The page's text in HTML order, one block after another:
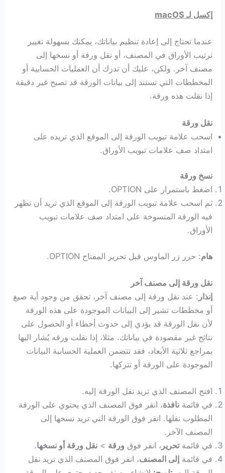
إكسل لـ macOS
عندما تحتاج إلى إعادة تنظيم بياناتك، يمكنك بسهولة تغيير
ترتيب الأوراق في المصنف، أو نقل ورقة أو نسخها إلى
مصنف آخر. ولكن، عليك أن تدرك أن العمليات الحسابية أو
المخططات التي تستند إلى بيانات الورقة قد تصبح غير دقيقة
إذا نقلت هذه ورقة.
نقل ورقة
اسحب علامة تبويب الورقة إلى الموقع الذي تريده على
امتداد صف علامات تبويب الأوراق.
نسخ ورقة
اضغط باستمرار على OPTION.
ثم اسحب علامة تبويب الورقة إلى الموقع الذي تريد أن تظهر
فيه الورقة المنسوخة على امتداد صف علامات تبويب
الأوراق.
هام: حرر زر الماوس قبل تحرير المفتاح OPTION.
نقل ورقة إلى مصنف آخر
إنذار : عند نقل ورقة إلى مصنف آخر، تحقق من وجود أية صيغ
أو مخططات تشير إلى البيانات الموجودة على هذه الورقة
لأن نقل الورقة قد يؤدي إلى حدوث أخطاء أو الحصول على
نتائج غير مقصودة في بياناتك. مثلا، إذا نقلت ورقه يُشار اليها
بمراجع ثلاثية الأبعاد، فقد تتضمن العملية الحسابية البيانات
الموجودة على الورقة أو تتركها.
افتح المصنف الذي تريد نقل الورقة إليه.
في قائمةنافذة، انقر فوق المصنف الذي يحتوي على الورقة
المطلوب نقلها. انقر فوق الورقة التي تريد نسخها إلى
المصنف الآخر.
في قائمةتحرير ، انقر فوق ورقة >نقل ورقة أو نسخها.
في قائمةإلى المصنف، انقر فوق المصنف الذي تريد نقل